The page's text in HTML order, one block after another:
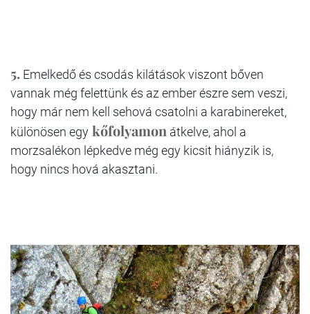
5. Emelkedő és csodás kilátások viszont bőven
vannak még felettünk és az ember észre sem veszi,
hogy már nem kell sehová csatolni a karabinereket,
különösen egy kőfolyamon átkelve, ahol a
morzsalékon lépkedve még egy kicsit hiányzik is,
hogy nincs hová akasztani.